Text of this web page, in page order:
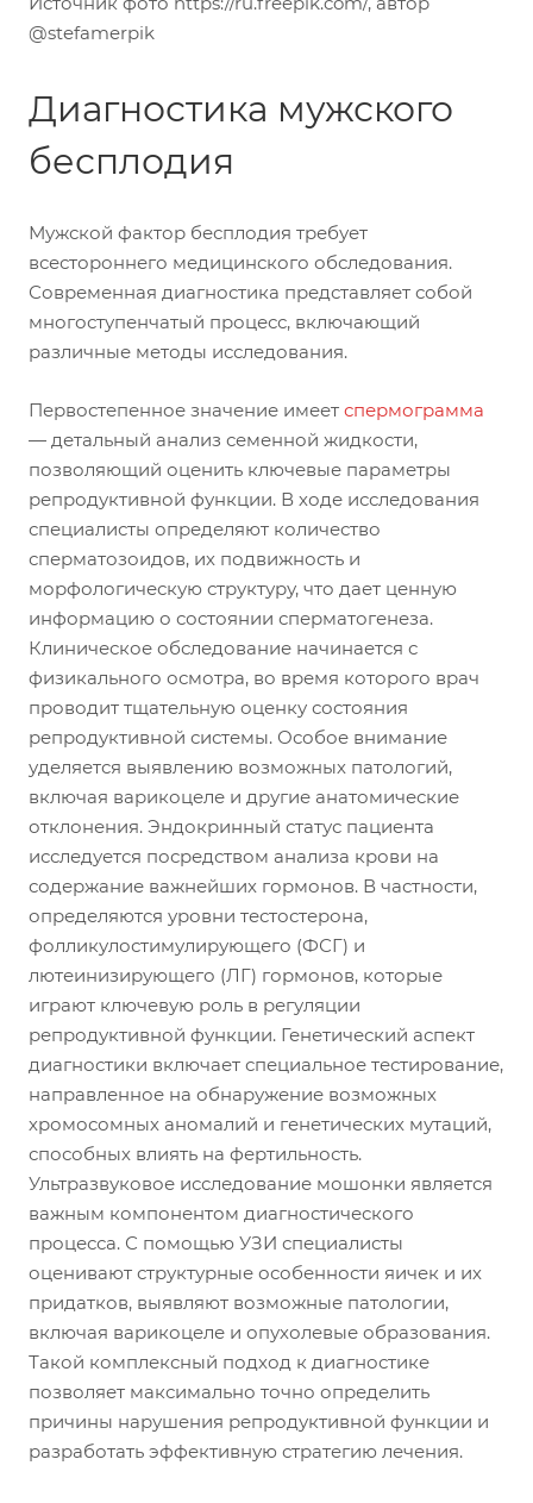
@stefamerpik
Диагностика мужского
бесплодия
Мужской фактор бесплодия требует
всестороннего медицинского обследования.
Современная диагностика представляет собой
многоступенчатый процесс, включающий
различные методы исследования.
Первостепенное значение имеет спермограмма
— детальный анализ семенной жидкости,
позволяющий оценить ключевые параметры
репродуктивной функции. В ходе исследования
специалисты определяют количество
сперматозоидов, их подвижность и
морфологическую структуру, что дает ценную
информацию о состоянии сперматогенеза.
Клиническое обследование начинается с
физикального осмотра, во время которого врач
проводит тщательную оценку состояния
репродуктивной системы. Особое внимание
уделяется выявлению возможных патологий,
включая варикоцеле и другие анатомические
отклонения. Эндокринный статус пациента
исследуется посредством анализа крови на
содержание важнейших гормонов. В частности,
определяются уровни тестостерона,
фолликулостимулирующего (ФСГ) и
лютеинизирующего (ЛГ) гормонов, которые
играют ключевую роль в регуляции
репродуктивной функции. Генетический аспект
диагностики включает специальное тестирование,
направленное на обнаружение возможных
хромосомных аномалий и генетических мутаций,
способных влиять на фертильность.
Ультразвуковое исследование мошонки является
важным компонентом диагностического
процесса. С помощью УЗИ специалисты
оценивают структурные особенности яичек и их
придатков, выявляют возможные патологии,
включая варикоцеле и опухолевые образования.
Такой комплексный подход к диагностике
позволяет максимально точно определить
причины нарушения репродуктивной функции и
разработать эффективную стратегию лечения.